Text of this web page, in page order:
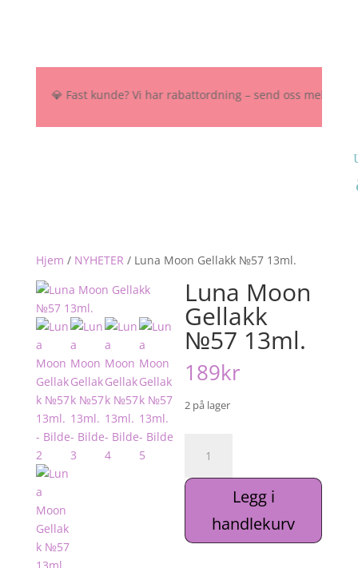
💎 Fast kunde? Vi har rabattordning – send oss melding
Hjem / NYHETER / Luna Moon Gellakk №57 13ml.
Luna Moon
Gellakk
№57 13ml.
189kr
2 på lager
Moon
Gellakk
13ml.
antall
Legg i
handlekurv